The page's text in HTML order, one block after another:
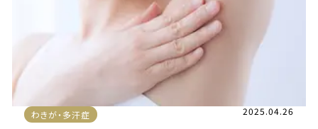
わきが・多汗症 2025.04.26